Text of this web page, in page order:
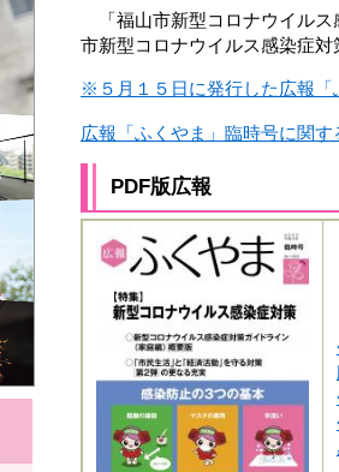
「福山市新型コロナウイルス
市新型コロナウイルス感染症
※５月１５日に発行した広報「
広報「ふくやま」臨時号に関
PDF版広報